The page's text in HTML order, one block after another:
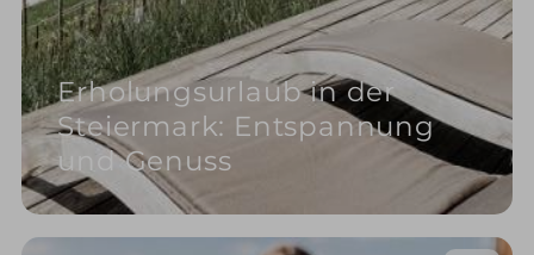
Erholungsurlaub in der
Steiermark: Entspannung
und Genuss